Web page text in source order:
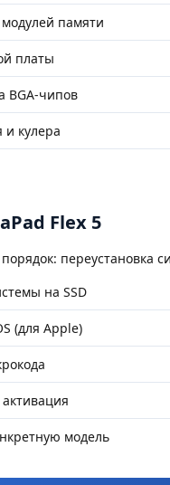
памяти
платы
BGA-чипов
кулера
Flex 5
порядок: переустановка
на SSD
(для Apple)
модель